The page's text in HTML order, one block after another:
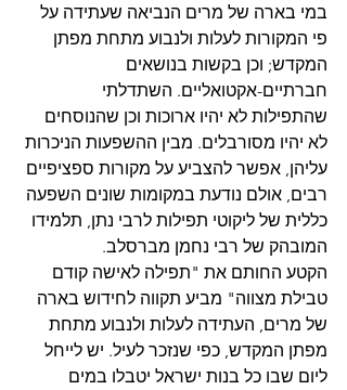
במי בארה של מרים הנביאה שעתידה על
פי המקורות לעלות ולנבוע מתחת מפתן
המקדש; וכן בקשות בנושאים
חברתיים-אקטואליים. השתדלתי
שהתפילות לא יהיו ארוכות וכן שהנוסחים
לא יהיו מסורבלים. מבין ההשפעות הניכרות
עליהן, אפשר להצביע על מקורות ספציפיים
רבים, אולם נודעת במקומות שונים השפעה
כללית של ליקוטי תפילות לרבי נתן, תלמידו
המובהק של רבי נחמן מברסלב.
הקטע החותם את "תפילה לאישה קודם
טבילת מצווה" מביע תקווה לחידוש בארה
של מרים, העתידה לעלות ולנבוע מתחת
מפתן המקדש, כפי שנזכר לעיל. יש לייחל
ליום שבו כל בנות ישראל יטבלו במים